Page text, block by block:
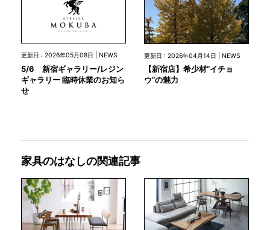
更新日 : 2026年05月08日 | NEWS
5/6 新宿ギャラリー/レジン
ギャラリー 臨時休業のお知ら
せ
更新日 : 2026年04月14日 | NEWS
【新宿店】希少材”イチョ
ウ”の魅力
家具のはなしの関連記事